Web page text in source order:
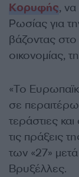
Κορυφής,
Ρωσίας για
βάζοντας
οικονομίας,
«Το
σε
τεράστιες
τις πράξεις
των «27»
Βρυξέλλες.